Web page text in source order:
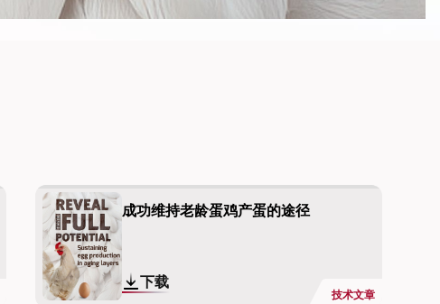
成功维持老龄蛋鸡产蛋的途径
下载
技术文章